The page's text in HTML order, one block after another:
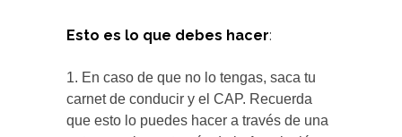
Esto es lo que debes hacer:
En caso de que no lo tengas, saca tu
carnet de conducir y el CAP. Recuerda
que esto lo puedes hacer a través de una